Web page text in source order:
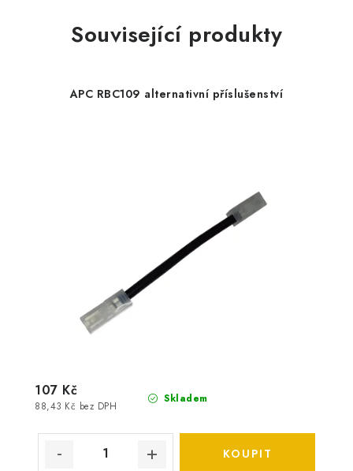
Související produkty
APC RBC109 alternativní příslušenství
Skladem
88,43 Kč bez DPH
107 Kč